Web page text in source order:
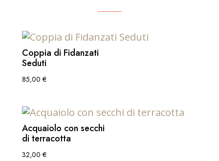
Coppia di Fidanzati
Seduti
85,00 €
Acquaiolo con secchi
di terracotta
32,00 €